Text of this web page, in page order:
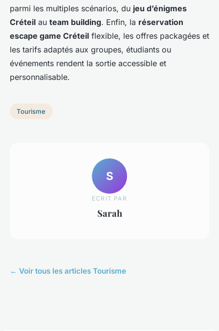
parmi les multiples scénarios, du jeu d’énigmes
Créteil au team building. Enfin, la réservation
escape game Créteil flexible, les offres packagées et
les tarifs adaptés aux groupes, étudiants ou
événements rendent la sortie accessible et
personnalisable.
Tourisme
S
ECRIT PAR
Sarah
← Voir tous les articles Tourisme